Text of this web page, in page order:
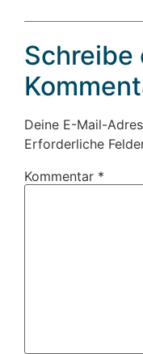
Schreibe
Deine E-Mail-
Erforderliche
Kommentar *